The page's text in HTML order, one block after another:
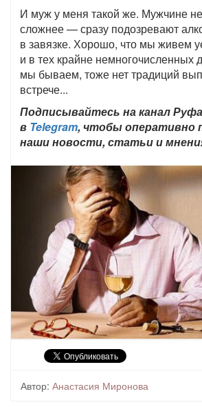
И муж у меня такой же. Мужчине
сложнее — сразу подозревают
в завязке. Хорошо, что мы живем
и в тех крайне немногочисленных
мы бываем, тоже нет традиций
встрече...
Подписывайтесь на канал
в Telegram, чтобы оперативно
наши новости, статьи и
Автор: Анастасия Миронова